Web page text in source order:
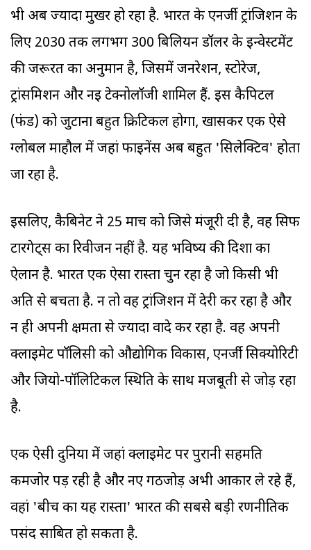
भी अब ज्यादा मुखर हो रहा है. भारत के एनर्जी ट्रांजिशन के
लिए 2030 तक लगभग 300 बिलियन डॉलर के इन्वेस्टमेंट
की जरूरत का अनुमान है, जिसमें जनरेशन, स्टोरेज,
ट्रांसमिशन और नई टेक्नोलॉजी शामिल हैं. इस कैपिटल
(फंड) को जुटाना बहुत क्रिटिकल होगा, खासकर एक ऐसे
ग्लोबल माहौल में जहां फाइनेंस अब बहुत 'सिलेक्टिव' होता
जा रहा है.
इसलिए, कैबिनेट ने 25 मार्च को जिसे मंजूरी दी है, वह सिर्फ
टारगेट्स का रिवीजन नहीं है. यह भविष्य की दिशा का
ऐलान है. भारत एक ऐसा रास्ता चुन रहा है जो किसी भी
अति से बचता है. न तो वह ट्रांजिशन में देरी कर रहा है और
न ही अपनी क्षमता से ज्यादा वादे कर रहा है. वह अपनी
क्लाइमेट पॉलिसी को औद्योगिक विकास, एनर्जी सिक्योरिटी
और जियो-पॉलिटिकल स्थिति के साथ मजबूती से जोड़ रहा
है.
एक ऐसी दुनिया में जहां क्लाइमेट पर पुरानी सहमति
कमजोर पड़ रही है और नए गठजोड़ अभी आकार ले रहे हैं,
वहां 'बीच का यह रास्ता' भारत की सबसे बड़ी रणनीतिक
पसंद साबित हो सकता है.